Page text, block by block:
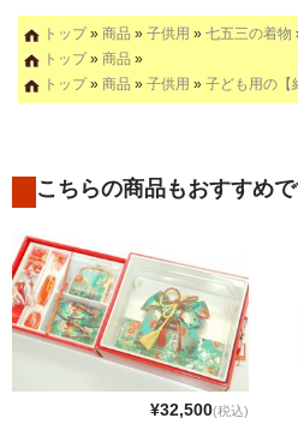
トップ» 商品 » 子供用 » 七五三の着物
トップ» 商品 »
トップ» 商品 » 子供用 » 子ども用の
こちらの商品もおすすめで
¥32,500(税込)